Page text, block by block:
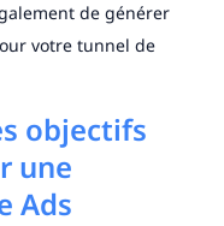
de générer
votre tunnel de
objectifs
une
Ads